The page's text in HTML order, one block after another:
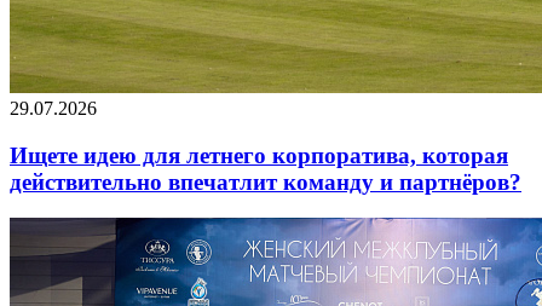
29.07.2026
Ищете идею для летнего корпоратива, которая
действительно впечатлит команду и партнёров?